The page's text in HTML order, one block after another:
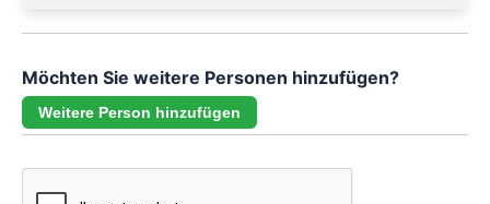
Möchten Sie weitere Personen hinzufügen?
Weitere Person hinzufügen